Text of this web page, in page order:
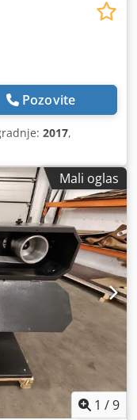
Pozovite
2017,
Mali oglas
1 /9